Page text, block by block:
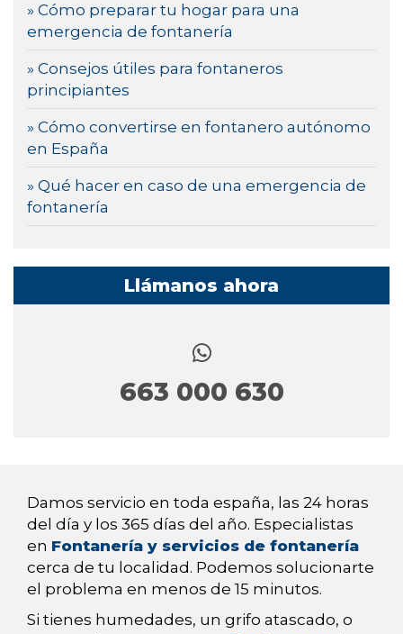
» Cómo preparar tu hogar para una
emergencia de fontanería
» Consejos útiles para fontaneros
principiantes
» Cómo convertirse en fontanero autónomo
en España
» Qué hacer en caso de una emergencia de
fontanería
Llámanos ahora
663 000 630
Damos servicio en toda españa, las 24 horas
del día y los 365 días del año. Especialistas
en Fontanería y servicios de fontanería
cerca de tu localidad. Podemos solucionarte
el problema en menos de 15 minutos.
Si tienes humedades, un grifo atascado, o